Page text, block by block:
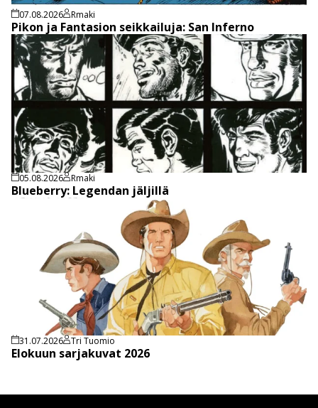
07.08.2026 Rmaki
Pikon ja Fantasion seikkailuja: San Inferno
05.08.2026 Rmaki
Blueberry: Legendan jäljillä
31.07.2026 Tri Tuomio
Elokuun sarjakuvat 2026